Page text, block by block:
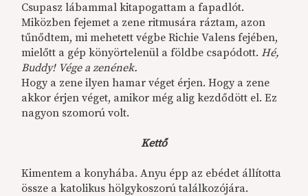
Csupasz lábammal kitapogattam a fapadlót.
Miközben fejemet a zene ritmusára ráztam, azon
tűnődtem, mi mehetett végbe Richie Valens fejében,
mielőtt a gép könyörtelenül a földbe csapódott.Hé,
Buddy! Vége a zenének.
Hogy a zene ilyen hamar véget érjen. Hogy a zene
akkor érjen véget, amikor még alig kezdődött el. Ez
nagyon szomorú volt.
Kettő
Kimentem a konyhába. Anyu épp az ebédet állította
össze a katolikus hölgykoszorú találkozójára.